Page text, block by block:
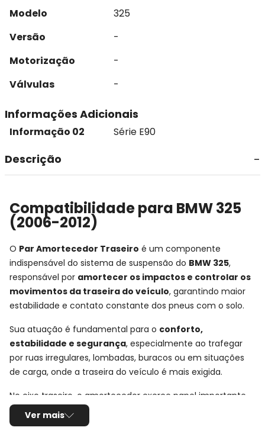
Modelo
325
Versão
-
Motorização
-
Válvulas
-
Informações Adicionais
Informação 02 Série E90
Descrição
Compatibilidade para BMW 325
(2006-2012)
O Par Amortecedor Traseiro é um componente
indispensável do sistema de suspensão do BMW 325,
responsável por amortecer os impactos e controlar os
movimentos da traseira do veículo, garantindo maior
estabilidade e contato constante dos pneus com o solo.
Sua atuação é fundamental para o conforto,
estabilidade e segurança, especialmente ao trafegar
por ruas irregulares, lombadas, buracos ou em situações
de carga, onde a traseira do veículo é mais exigida.
No eixo traseiro, o amortecedor exerce papel importante
no equilíbrio do carro, ajudando a reduzir oscilações
excessivas da carroceria e proporcionando uma condução
Ver mais